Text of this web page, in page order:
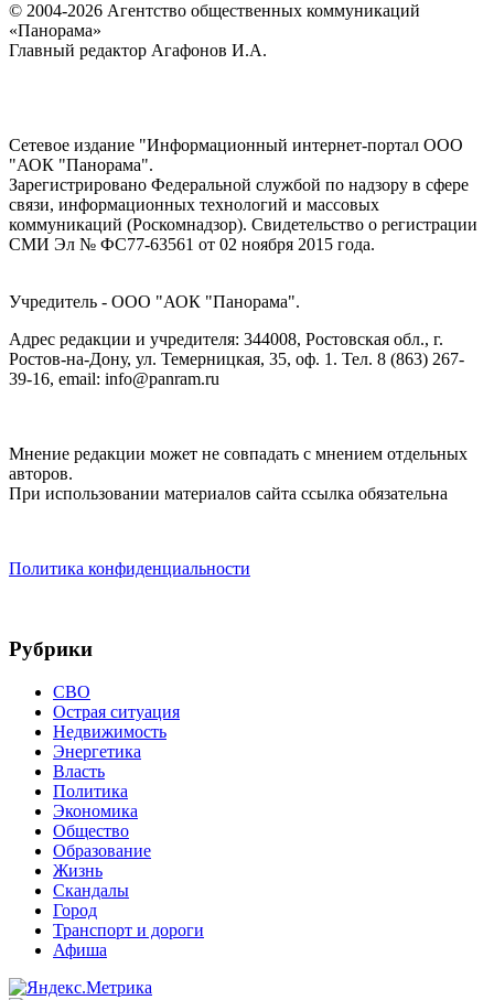
© 2004-2026 Агентство общественных коммуникаций
«Панорама»
Главный редактор Агафонов И.А.
Сетевое издание "Информационный интернет-портал ООО
"АОК "Панорама".
Зарегистрировано Федеральной службой по надзору в сфере
связи, информационных технологий и массовых
коммуникаций (Роскомнадзор). Cвидетельство о регистрации
СМИ Эл № ФС77-63561 от 02 ноября 2015 года.
Учредитель - ООО "АОК "Панорама".
Адрес редакции и учредителя: 344008, Ростовская обл., г.
Ростов-на-Дону, ул. Темерницкая, 35, оф. 1. Тел. 8 (863) 267-
39-16, email: info@panram.ru
Мнение редакции может не совпадать с мнением отдельных
авторов.
При использовании материалов сайта ссылка обязательна
Политика конфиденциальности
Рубрики
СВО
Острая ситуация
Недвижимость
Энергетика
Власть
Политика
Экономика
Общество
Образование
Жизнь
Скандалы
Город
Транспорт и дороги
Афиша